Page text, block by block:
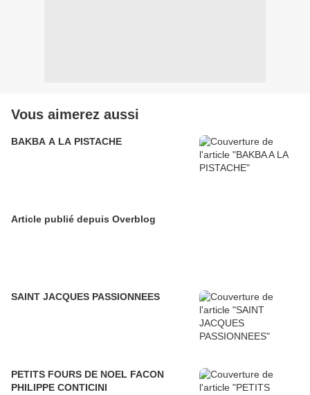
Vous aimerez aussi
BAKBA A LA PISTACHE
Article publié depuis Overblog
SAINT JACQUES PASSIONNEES
PETITS FOURS DE NOEL FACON
PHILIPPE CONTICINI